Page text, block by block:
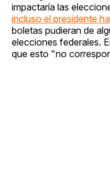
impactaría las
incluso el presidente
boletas pudieran de
elecciones federales.
que esto "no